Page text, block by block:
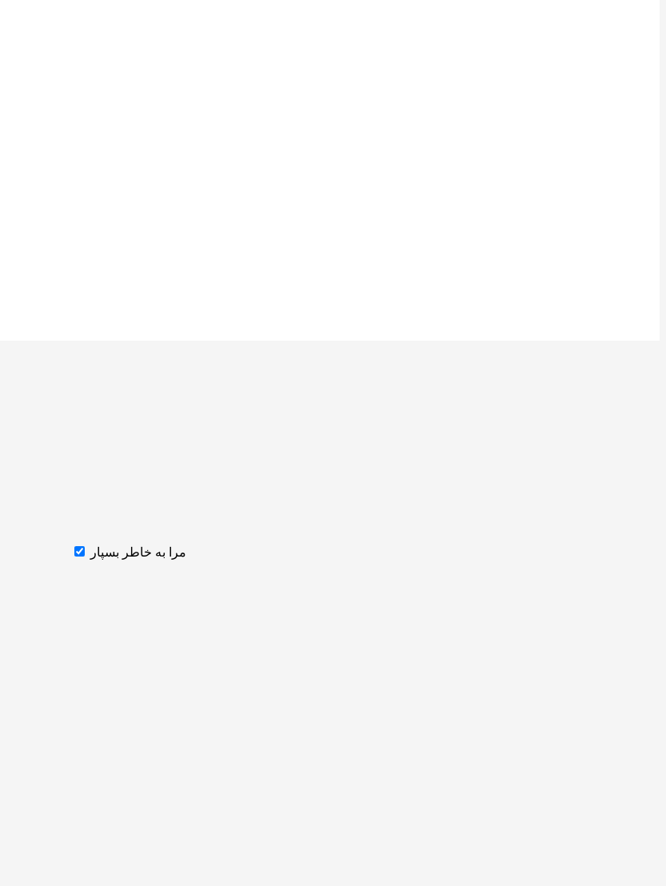
مرا به خاطر بسپار